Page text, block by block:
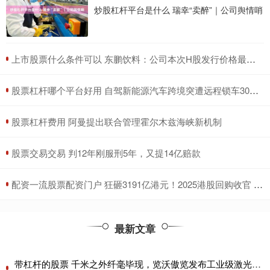
炒股杠杆平台是什么 瑞幸“卖醉”｜公司舆情哨
​上市股票什么条件可以 东鹏饮料：公司本次H股发行价格最高不超过每股248港元
​股票杠杆哪个平台好用 自驾新能源汽车跨境突遭远程锁车30多小时 车主：事前未提醒出境会被锁车
​股票杠杆费用 阿曼提出联合管理霍尔木兹海峡新机制
​股票交易交易 判12年刚服刑5年，又提14亿赔款
​配资一流股票配资门户 狂砸3191亿港元！2025港股回购收官 腾讯独揽1/4 连续四年“称王”
最新文章
带杠杆的股票 千米之外纤毫毕现，览沃傲览发布工业级激光雷达Avia 2